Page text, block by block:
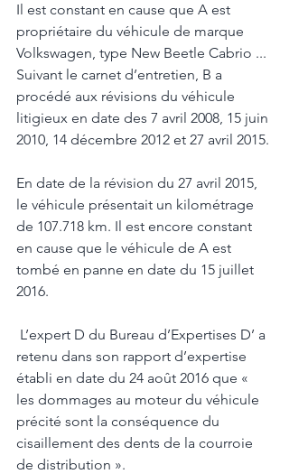
Il est constant en cause que A est
propriétaire du véhicule de marque
Volkswagen, type New Beetle Cabrio ...
Suivant le carnet d’entretien, B a
procédé aux révisions du véhicule
litigieux en date des 7 avril 2008, 15 juin
2010, 14 décembre 2012 et 27 avril 2015.
En date de la révision du 27 avril 2015,
le véhicule présentait un kilométrage
de 107.718 km. Il est encore constant
en cause que le véhicule de A est
tombé en panne en date du 15 juillet
2016.
retenu dans son rapport d’expertise
établi en date du 24 août 2016 que «
les dommages au moteur du véhicule
précité sont la conséquence du
cisaillement des dents de la courroie
de distribution ».